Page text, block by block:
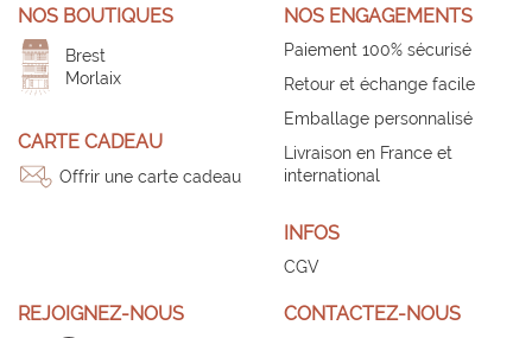
NOS BOUTIQUES
Brest
Morlaix
CARTE CADEAU
Offrir une carte cadeau
NOS ENGAGEMENTS
Paiement 100% sécurisé
Retour et échange facile
Emballage personnalisé
Livraison en France et
international
INFOS
CGV
REJOIGNEZ-NOUS CONTACTEZ-NOUS